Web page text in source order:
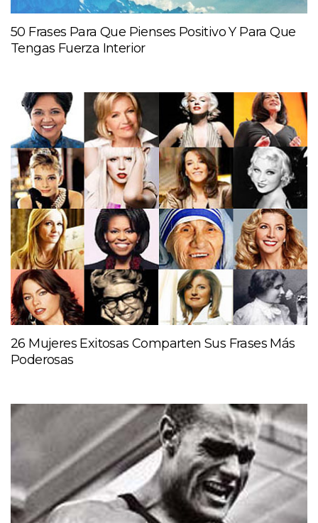
50 Frases Para Que Pienses Positivo Y Para Que
Tengas Fuerza Interior
26 Mujeres Exitosas Comparten Sus Frases Más
Poderosas